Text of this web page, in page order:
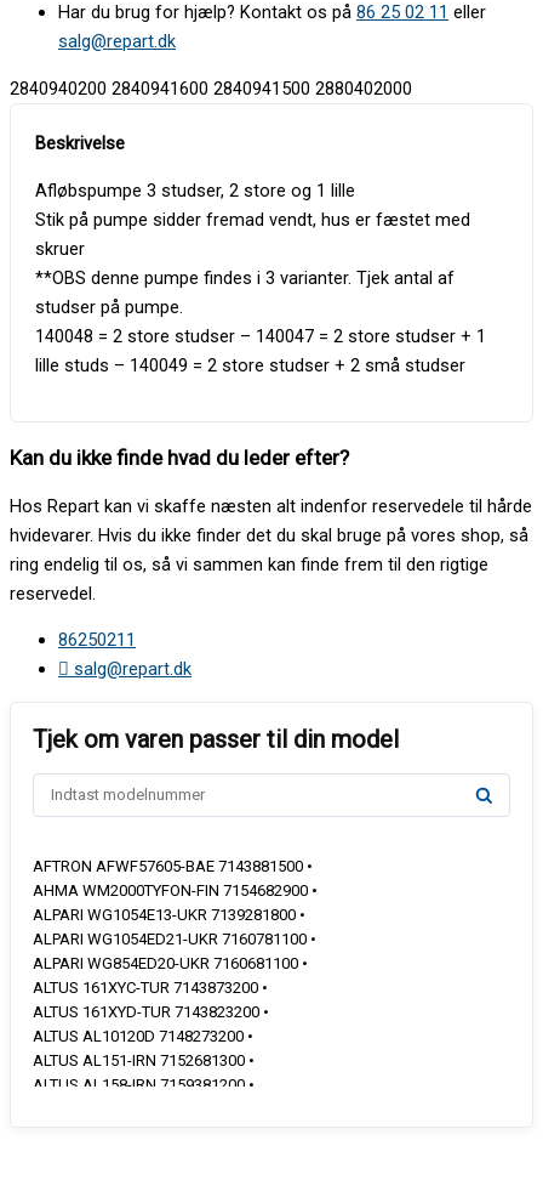
Har du brug for hjælp? Kontakt os på 86 25 02 11 eller
salg@repart.dk
2840940200 2840941600 2840941500 2880402000
Afløbspumpe 3 studser, 2 store og 1 lille
Stik på pumpe sidder fremad vendt, hus er fæstet med
skruer
**OBS denne pumpe findes i 3 varianter. Tjek antal af
studser på pumpe.
140048 = 2 store studser – 140047 = 2 store studser + 1
lille studs – 140049 = 2 store studser + 2 små studser
Kan du ikke finde hvad du leder efter?
Hos Repart kan vi skaffe næsten alt indenfor reservedele til hårde
hvidevarer. Hvis du ikke finder det du skal bruge på vores shop, så
ring endelig til os, så vi sammen kan finde frem til den rigtige
reservedel.
86250211
salg@repart.dk
AFTRON AFWF57605-BAE 7143881500 •
AHMA WM2000TYFON-FIN 7154682900 •
ALPARI WG1054E13-UKR 7139281800 •
ALPARI WG1054ED21-UKR 7160781100 •
ALPARI WG854ED20-UKR 7160681100 •
ALTUS 161XYC-TUR 7143873200 •
ALTUS 161XYD-TUR 7143823200 •
ALTUS AL10120D 7148273200 •
ALTUS AL151-IRN 7152681300 •
ALTUS AL158-IRN 7159381200 •
ALTUS AL161E-TUR 7143853200 •